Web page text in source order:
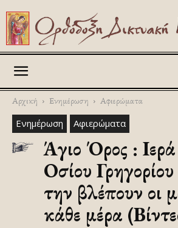
Αρχική Ενημέρωση Αφιερώματα
Ενημέρωση Αφιερώματα
Άγιο Όρος :
Οσίου
την βλέπουν οι
κάθε μέρα